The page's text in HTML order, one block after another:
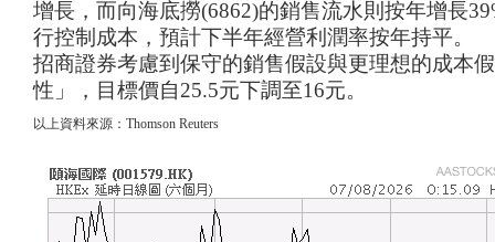
增長， 而向海底撈(6862)的銷售流水則按年增長
行控制成本，預計下半年經營利潤率按年持平。
招商證券考慮到 保守的銷售假設與更理想的成本
性」
， 目標價 自25.5元 下調至16元。
以上資料來源：Thomson Reuters